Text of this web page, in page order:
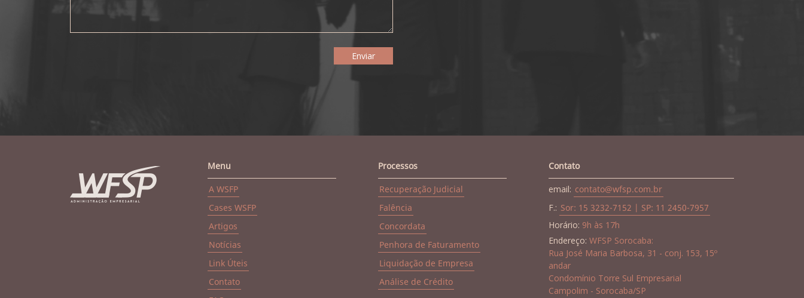
Menu
A WSFP
Cases WSFP
Artigos
Notícias
Link Úteis
Contato
Processos
Recuperação Judicial
Falência
Concordata
Penhora de Faturamento
Liquidação de Empresa
Análise de Crédito
Contato
email: contato@wfsp.com.br
F.: Sor: 15 3232-7152 | SP: 11 2450-7957
Horário: 9h às 17h
Endereço: WFSP Sorocaba:
Rua José Maria Barbosa, 31 - conj. 153, 15º
andar
Condomínio Torre Sul Empresarial
Campolim - Sorocaba/SP